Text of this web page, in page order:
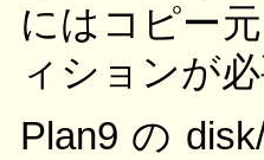
にはコピー
ィションが
Plan9 の